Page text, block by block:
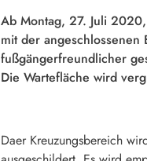
Ab Montag, 27. Juli
mit der
fußgängerfreundlicher
Die Wartefläche wird
Daer Kreuzungsbereich